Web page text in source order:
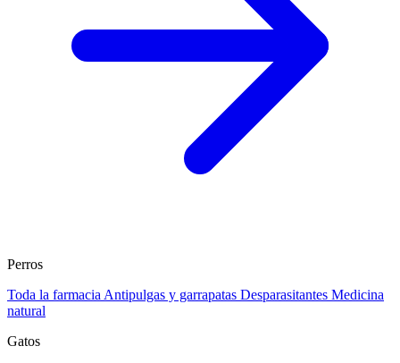
Perros
Toda la farmacia Antipulgas y garrapatas Desparasitantes Medicina
natural
Gatos